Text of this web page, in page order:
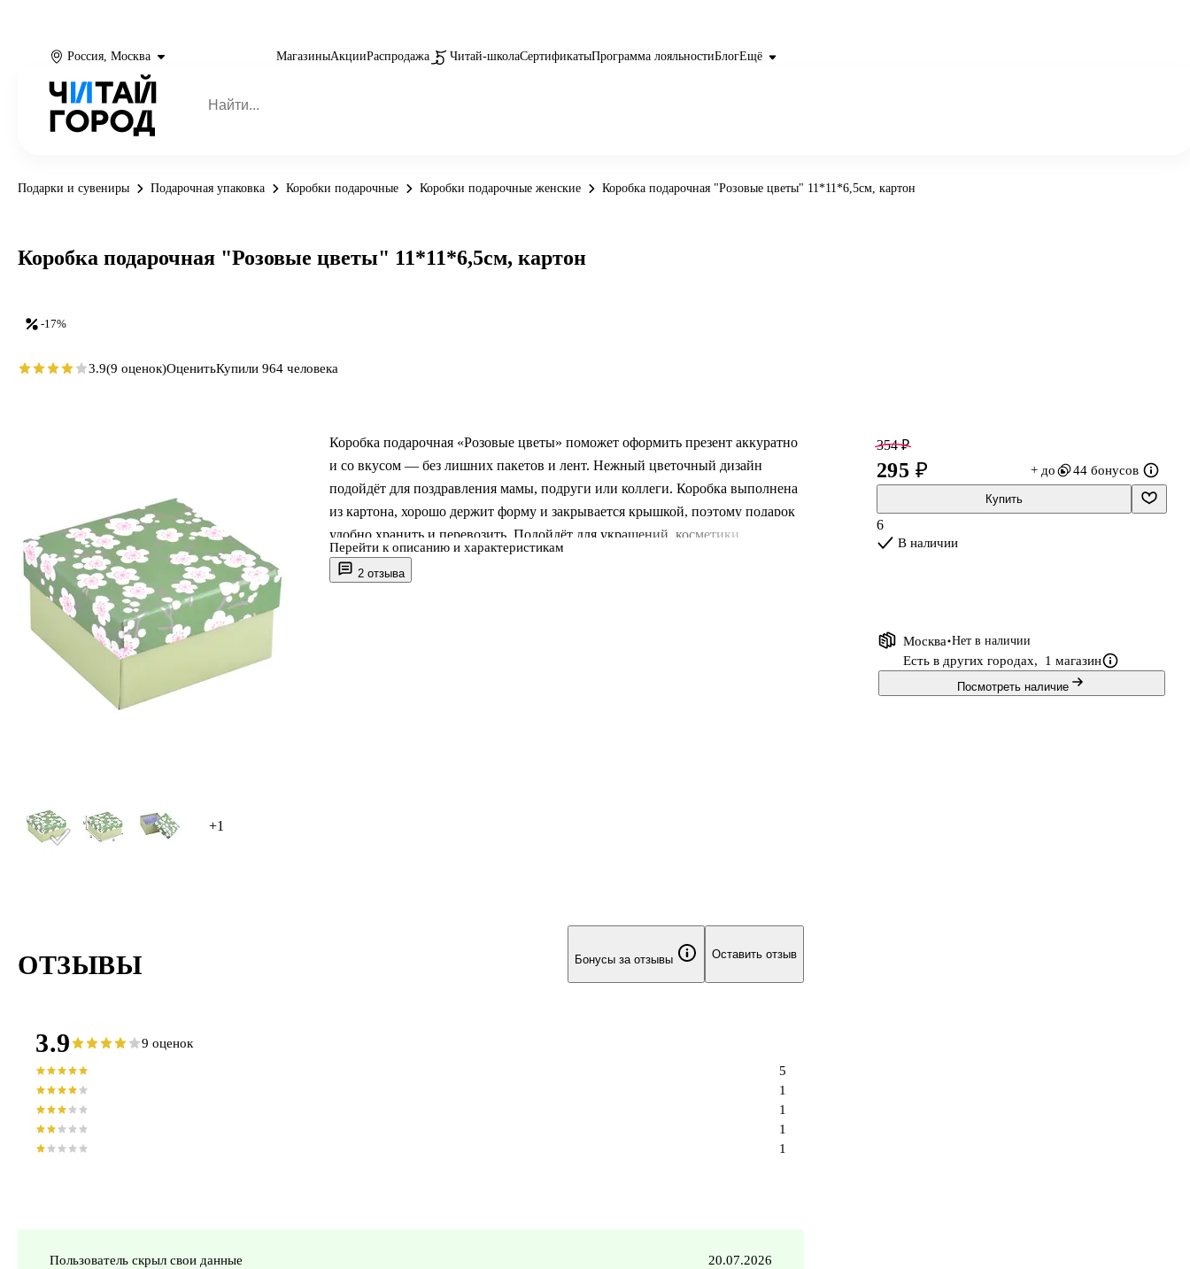
Россия, Москва МагазиныАкцииРаспродажа Читай-школаСертификатыПрограмма лояльностиБлогЕщё
Подарки и сувениры Подарочная упаковка Коробки подарочные Коробки подарочные женские Коробка подарочная "Розовые цветы" 11*11*6,5см, картон
+1
2 отзыва
Коробка подарочная «Розовые цветы» поможет оформить презент аккуратно
и со вкусом — без лишних пакетов и лент. Нежный цветочный дизайн
подойдёт для поздравления мамы, подруги или коллеги. Коробка выполнена
из картона, хорошо держит форму и закрывается крышкой, поэтому подарок
удобно хранить и перевозить. Подойдёт для украшений, косметики,
небольших сладостей и памятных мелочей.
Перейти к описанию и характеристикам
-17%
Коробка подарочная "Розовые цветы" 11*11*6,5см, картон
3.9(9 оценок)ОценитьКупили 964 человека
354 ₽
295 ₽ + до 44 бонусов
Купить
6
В наличии
Москва Нет в наличии
Есть в других городах, 1 магазин
Посмотреть наличие
ОТЗЫВЫ Бонусы за отзывы Оставить отзыв
3.9 9 оценок
1
1
1
1
5
Пользователь скрыл свои данные 20.07.2026